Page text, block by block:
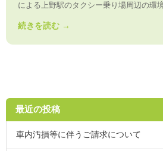
による上野駅のタクシー乗り場周辺の環
続きを読む →
最近の投稿
車内汚損等に伴うご請求について